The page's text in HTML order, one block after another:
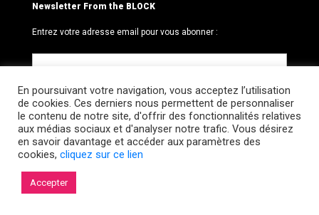
Newsletter From the BLOCK
Entrez votre adresse email pour vous abonner :
© 2026 Le BLOCK · CCNR. Tous droits réservés.
En poursuivant votre navigation, vous acceptez l’utilisation
de cookies. Ces derniers nous permettent de personnaliser
le contenu de notre site, d'offrir des fonctionnalités relatives
aux médias sociaux et d'analyser notre trafic. Vous désirez
en savoir davantage et accéder aux paramètres des
cookies, cliquez sur ce lien
Accepter